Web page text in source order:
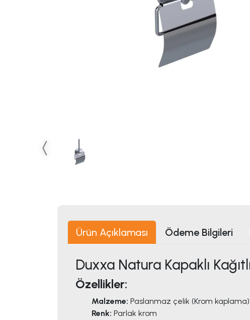
Ürün Açıklaması Ödeme Bilgileri
Duxxa Natura Kapaklı
Özellikler:
Malzeme: Paslanmaz çelik (Krom kaplama)
Renk: Parlak krom